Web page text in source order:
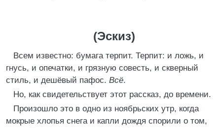
(Эскиз)
Всем известно: бумага терпит. Терпит: и ложь, и
гнусь, и опечатки, и грязную совесть, и скверный
стиль, и дешёвый пафос. Всё.
Но, как свидетельствует этот рассказ, до времени.
Произошло это в одно из ноябрьских утр, когда
мокрые хлопья снега и капли дождя спорили о том,